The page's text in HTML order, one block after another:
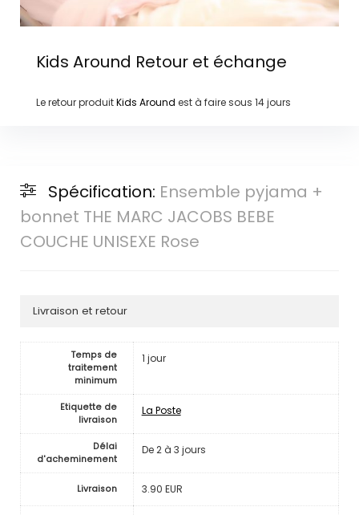
Kids Around Retour et échange
Le retour produitKids Around est à faire sous 14 jours
Spécification: Ensemble pyjama +
bonnet THE MARC JACOBS BEBE
COUCHE UNISEXE Rose
Livraison et retour
Temps de
traitement
minimum
1 jour
Etiquette de
livraison
La Poste
Délai
d'acheminement
De 2 à 3 jours
Livraison 3.90 EUR